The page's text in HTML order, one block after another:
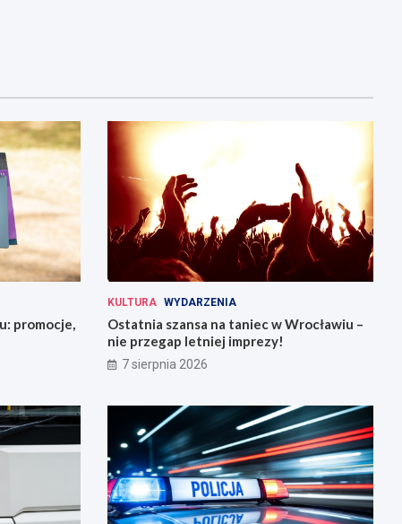
promocje,
KULTURA WYDARZENIA
Ostatnia szansa na taniec w Wrocławiu –
nie przegap letniej imprezy!
7 sierpnia 2026